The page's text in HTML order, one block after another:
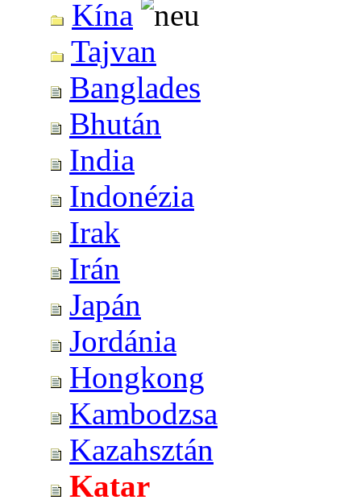
Kína
Tajvan
Banglades
Bhután
India
Indonézia
Irak
Irán
Japán
Jordánia
Hongkong
Kambodzsa
Kazahsztán
Katar